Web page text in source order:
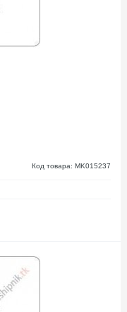
Код товара: MK015237